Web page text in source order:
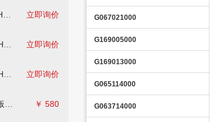
立即询价
立即询价
立即询价
￥ 580
G067021000
G169005000
G169013000
G065114000
G063714000